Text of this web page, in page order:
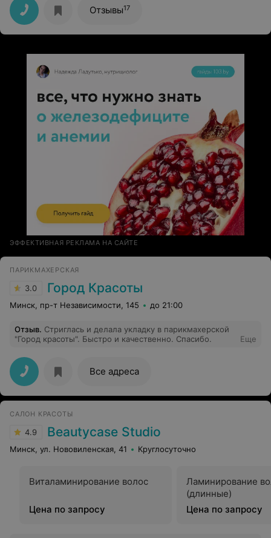
Отзывы17
ЭФФЕКТИВНАЯ РЕКЛАМА НА САЙТЕ
ПАРИКМАХЕРСКАЯ
3.0 Город Красоты
Минск, пр-т Независимости, 145 до 21:00
Отзыв. Стриглась и делала укладку в парикмахерской
"Город красоты". Быстро и качественно. Спасибо.
Еще
Все адреса
САЛОН КРАСОТЫ
4.9 Beautycase Studio
Минск, ул. Нововиленская, 41 Круглосуточно
Виталаминирование волос
Цена по запросу
Ламинирование
(длинные)
Цена по запросу